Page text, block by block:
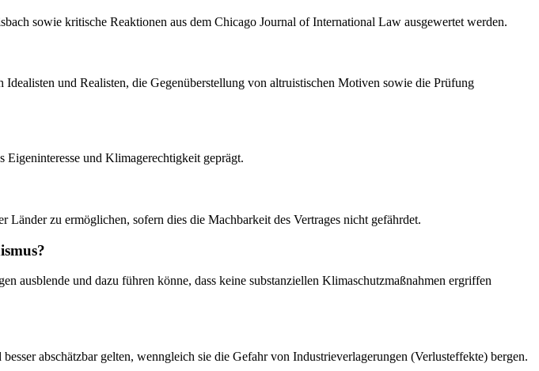
sowie kritische Reaktionen aus dem Chicago Journal of International Law ausgewertet werden.
und Realisten, die Gegenüberstellung von altruistischen Motiven sowie die Prüfung
und Klimagerechtigkeit geprägt.
zu ermöglichen, sofern dies die Machbarkeit des Vertrages nicht gefährdet.
ausblende und dazu führen könne, dass keine substanziellen Klimaschutzmaßnahmen ergriffen
abschätzbar gelten, wenngleich sie die Gefahr von Industrieverlagerungen (Verlusteffekte) bergen.